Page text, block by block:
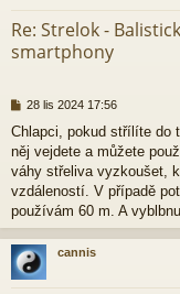
Re: Strelok -
smartphony
P
í
s
p
ě
e
28 lis 2024 17:56
Chlapci, pokud střílíte do
něj vejdete a můžete
váhy střeliva vyzkoušet,
vzdáleností. V případě
používám 60 m. A
cannis